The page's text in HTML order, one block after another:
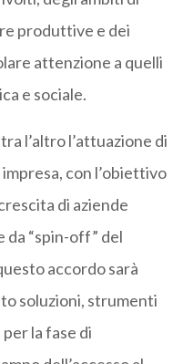
produttive e dei
attenzione a quelli
e sociale.
l’altro l’attuazione di
con l’obiettivo
di aziende
“spin-off” del
accordo sarà
soluzioni, strumenti
la fase di